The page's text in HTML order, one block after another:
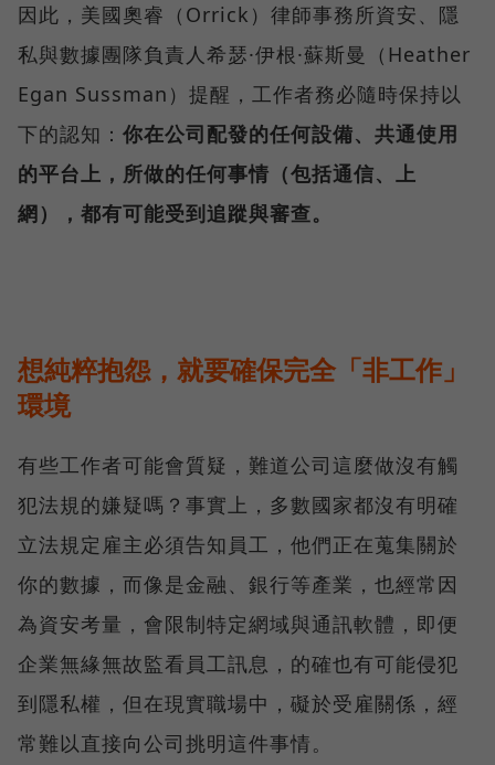
因此，美國奧睿（Orrick）律師事務所資安、隱
私與數據團隊負責人希瑟·伊根·蘇斯曼（Heather
Egan Sussman）提醒，工作者務必隨時保持以
下的認知： 你在公司配發的任何設備、共通使用
的平台上，所做的任何事情（包括通信、上
網），都有可能受到追蹤與審查。
想純粹抱怨，就要確保完全「非工作」
環境
有些工作者可能會質疑，難道公司這麼做沒有觸
犯法規的嫌疑嗎？事實上，多數國家都沒有明確
立法規定雇主必須告知員工，他們正在蒐集關於
你的數據，而像是金融、銀行等產業，也經常因
為資安考量，會限制特定網域與通訊軟體，即便
企業無緣無故監看員工訊息，的確也有可能侵犯
到隱私權，但在現實職場中，礙於受雇關係，經
常難以直接向公司挑明這件事情。